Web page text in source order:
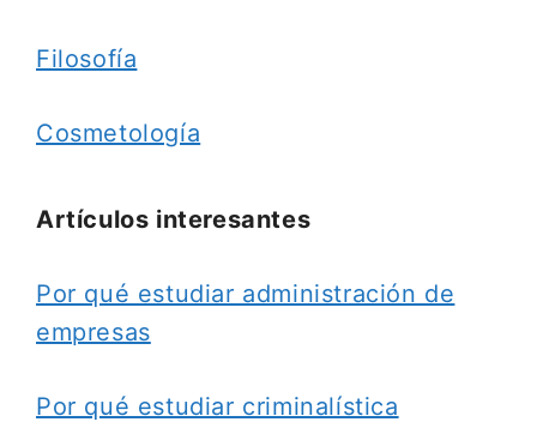
Filosofía
Cosmetología
Artículos interesantes
Por qué estudiar administración de
empresas
Por qué estudiar criminalística